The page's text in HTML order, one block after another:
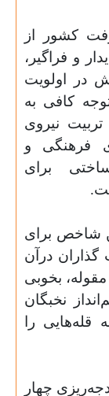
کشور از
و فراگیر،
در اولویت
کافی به
نیروی
فرهنگی و
برای
شاخص برای
درآن
بخوبی
نخبگان
را
چهار